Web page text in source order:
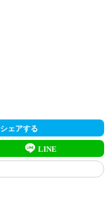
ェアする
LINE